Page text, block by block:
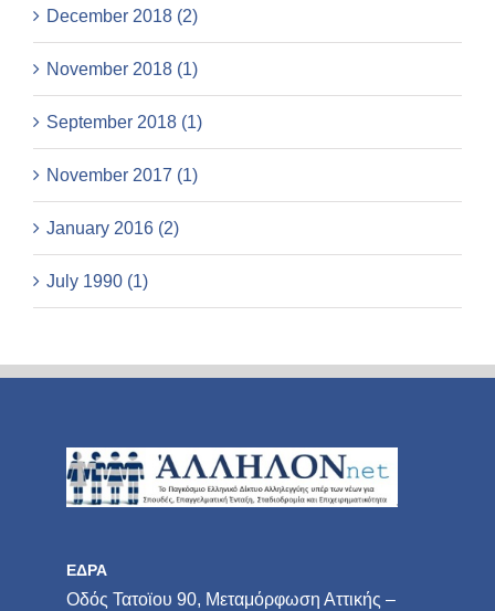
December 2018 (2)
November 2018 (1)
September 2018 (1)
November 2017 (1)
January 2016 (2)
July 1990 (1)
ΕΔΡΑ
Οδός Τατοϊου 90, Μεταμόρφωση Αττικής –